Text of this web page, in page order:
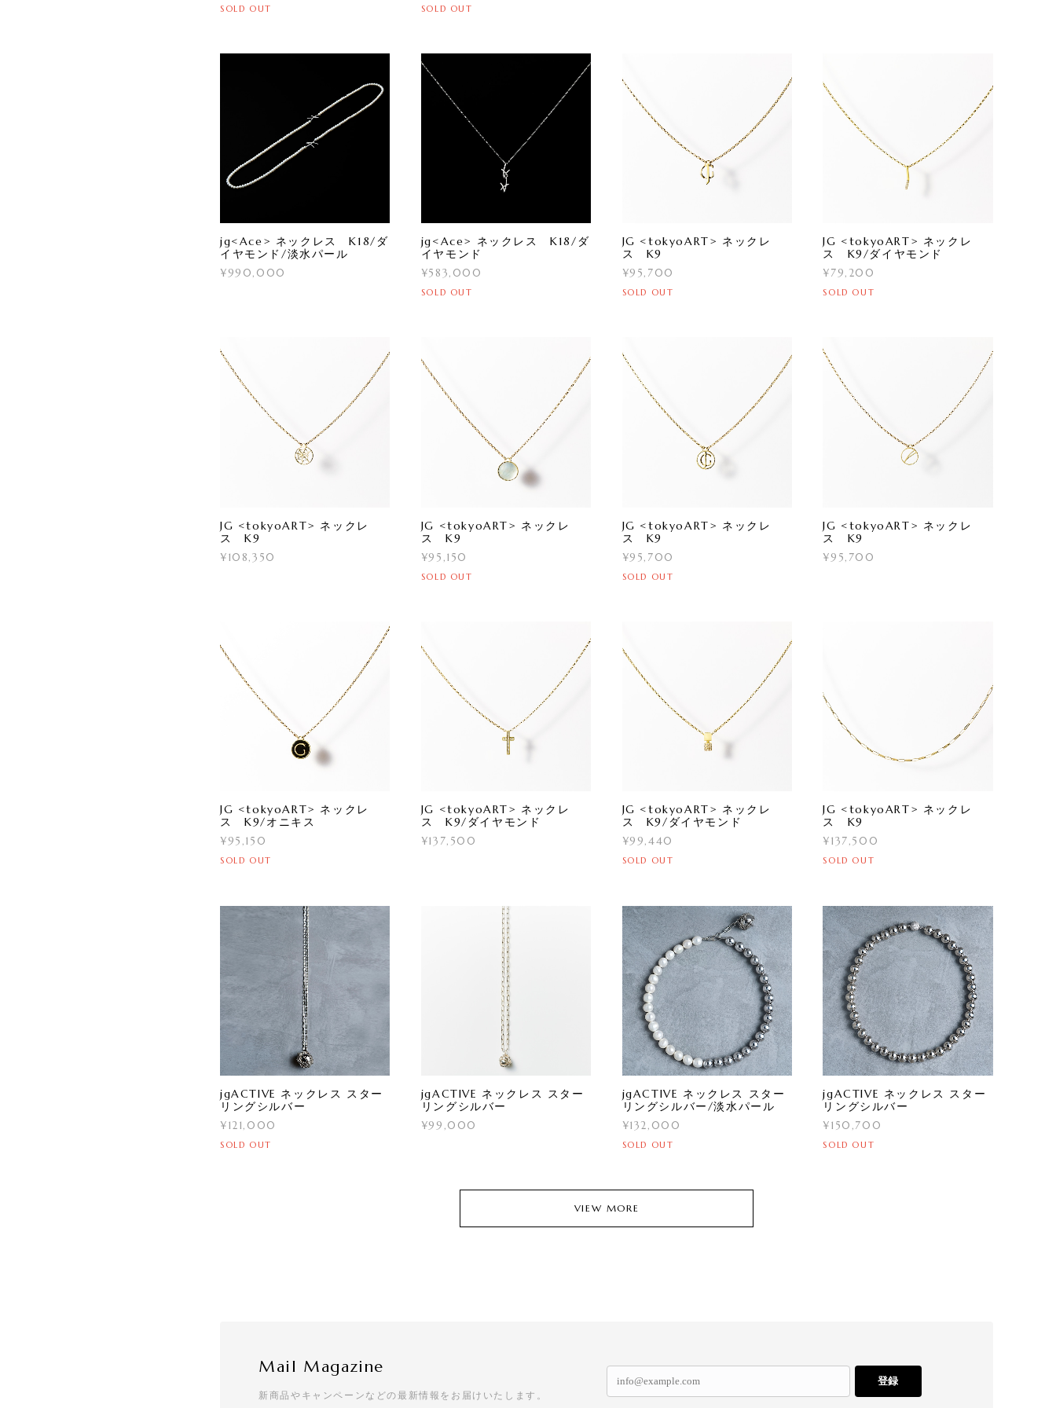
SOLD OUT SOLD OUT
jg<Ace> ネックレス K18/ダ
イヤモンド/淡水パール
¥990,000
jg<Ace> ネックレス K18/ダ
イヤモンド
¥583,000
SOLD OUT
JG <tokyoART> ネックレ
ス K9
¥95,700
SOLD OUT
JG <tokyoART> ネックレ
ス K9/ダイヤモンド
¥79,200
SOLD OUT
JG <tokyoART> ネックレ
ス K9
¥108,350
JG <tokyoART> ネックレ
ス K9
¥95,150
SOLD OUT
JG <tokyoART> ネックレ
ス K9
¥95,700
SOLD OUT
JG <tokyoART> ネックレ
ス K9
¥95,700
JG <tokyoART> ネックレ
ス K9/オニキス
¥95,150
SOLD OUT
JG <tokyoART> ネックレ
ス K9/ダイヤモンド
¥137,500
JG <tokyoART> ネックレ
ス K9/ダイヤモンド
¥99,440
SOLD OUT
JG <tokyoART> ネックレ
ス K9
¥137,500
SOLD OUT
jgACTIVE ネックレス スター
リングシルバー
¥121,000
SOLD OUT
jgACTIVE ネックレス スター
リングシルバー
¥99,000
jgACTIVE ネックレス スター
リングシルバー/淡水パール
¥132,000
SOLD OUT
jgACTIVE ネックレス スター
リングシルバー
¥150,700
SOLD OUT
VIEW MORE
Mail Magazine
新商品やキャンペーンなどの最新情報をお届けいたします。
登録